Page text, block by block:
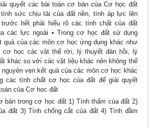
quyết các bài toán cơ bản của Cơ học đất
sức chịu tải của đất nền, tính áp lực lên
hết phải hiểu rõ các tính chất của đất
các lực ngoài • Trong cơ học đất sử dụng
quả của các môn cơ học ứng dụng khác như
cơ học các vật thể rời, lý thuyết đàn hồi, lý
khác so với các vật liệu khác nên không thể
vẹn kết quả của các môn cơ học khác
các tính chất cơ học của đất để giải quyết
của Cơ học đất
bản trong cơ học đất 1) Tính thấm của đất 2)
đất 3) Tính chống cắt của đất 4) Tính đầm